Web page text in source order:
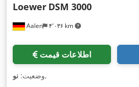
Aalen ۴٬۰۳۶ km
Loewer DSM 3000
اطلاعات قیمت
وضعیت: نو ,